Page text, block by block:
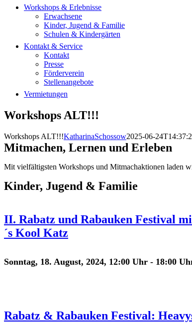
Workshops & Erlebnisse
Erwachsene
Kinder, Jugend & Familie
Schulen & Kindergärten
Kontakt & Service
Kontakt
Presse
Förderverein
Stellenangebote
Vermietungen
Workshops ALT!!!
Workshops ALT!!!KatharinaSchossow2025-06-
Mitmachen, Lernen und Erleben
Mit vielfältigsten Workshops und Mitmachaktionen laden
Kinder, Jugend & Familie
II. Rabatz und Rabauken Festival
´s Kool Katz
Sonntag, 18. August, 2024, 12:00 Uhr - 18:00
Rabatz & Rabauken Festival: